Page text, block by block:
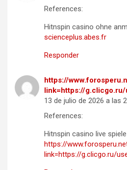
References:
Hitnspin casino ohne
scienceplus.abes.fr
Responder
https://
link=https://
13 de julio de 2026 a las
References:
Hitnspin casino live spiele
https://
link=https://g.clicgo.ru/